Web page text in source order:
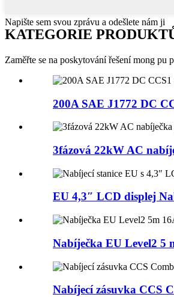
Napište sem svou zprávu a odešlete nám ji
KATEGORIE
Zaměřte se na poskytování řešení mong pu
200A SAE J1772 DC
3fázová 22kW AC
EU 4,3″ LCD displej
Nabíječka EU Level2 5
Nabíjecí zásuvka CCS